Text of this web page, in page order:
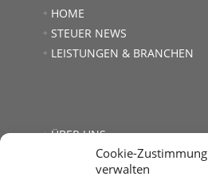
Cookie-Zustimmung
verwalten
HOME
STEUER NEWS
LEISTUNGEN & BRANCHEN
ÜBER UNS